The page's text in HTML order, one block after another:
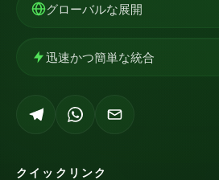
グローバルな展開
迅速かつ簡単な統合
クイックリンク